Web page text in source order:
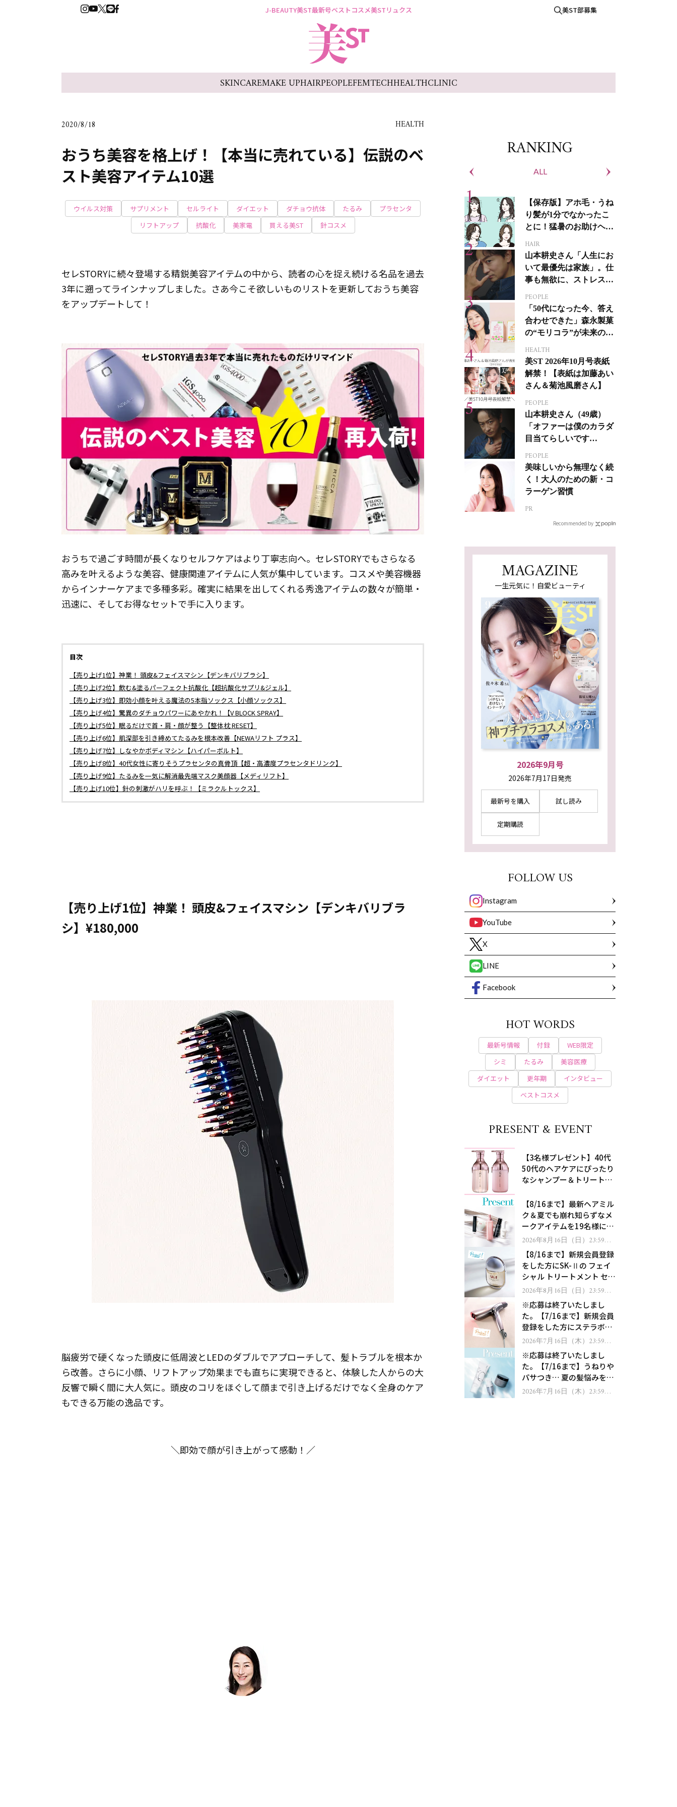
J-BEAUTY美ST最新号ベストコスメ美STリュクス 美ST部募集
SKINCAREMAKE UPHAIRPEOPLEFEMTECHHEALTHCLINIC
2020/8/18 HEALTH
おうち美容を格上げ！【本当に売れている】伝説のベ
スト美容アイテム10選
ウイルス対策 サプリメント セルライト ダイエット ダチョウ抗体 たるみ
プラセンタ
リフトアップ
抗酸化 美家電 買える美ST 針コスメ
セレSTORYに続々登場する精鋭美容アイテムの中から、読者の心を捉え続ける名品を過去
3年に遡ってラインナップしました。さあ今こそ欲しいものリストを更新しておうち美容
をアップデートして！
おうちで過ごす時間が長くなりセルフケアはより丁寧志向へ。セレSTORYでもさらなる
高みを叶えるような美容、健康関連アイテムに人気が集中しています。コスメや美容機器
からインナーケアまで多種多彩。確実に結果を出してくれる秀逸アイテムの数々が簡単・
迅速に、そしてお得なセットで手に入ります。
目次
【売り上げ1位】神業！ 頭皮&フェイスマシン【デンキバリブラシ】
【売り上げ2位】飲む&塗るパーフェクト抗酸化【超抗酸化サプリ&ジェル】
【売り上げ3位】即効小顔を叶える魔法の5本指ソックス【小顔ソックス】
【売り上げ4位】驚異のダチョウパワーにあやかれ！【V BLOCK SPRAY】
【売り上げ5位】眠るだけで首・肩・顔が整う【整体枕 RESET】
【売り上げ6位】肌深部を引き締めてたるみを根本改善【NEWAリフト プラス】
【売り上げ7位】しなやかボディマシン【ハイパーボルト】
【売り上げ8位】40代女性に寄りそうプラセンタの真骨頂【超・高濃度プラセンタドリンク】
【売り上げ9位】たるみを一気に解消最先端マスク美顔器【メディリフト】
【売り上げ10位】針の刺激がハリを呼ぶ！【ミラクルトックス】
【売り上げ1位】神業！ 頭皮&フェイスマシン【デンキバリブラ
シ】¥180,000
脳疲労で硬くなった頭皮に低周波とLEDのダブルでアプローチして、髪トラブルを根本か
ら改善。さらに小顔、リフトアップ効果までも直ちに実現できると、体験した人からの大
反響で瞬く間に大人気に。頭皮のコリをほぐして顔まで引き上げるだけでなく全身のケア
もできる万能の逸品です。
＼即効で顔が引き上がって感動！／
RANKING
ALL
【保存版】アホ毛・うね
り髪が1分でなかったこ
とに！猛暑のお助けヘア
HAIR
山本耕史さん「人生にお
いて最優先は家族」。仕
事も無欲に、ストレスを
PEOPLE
「50代になった今、答え
合わせできた」森永製菓
の“モリコラ”が未来のキ
HEALTH
美ST 2026年10月号表紙
解禁！【表紙は加藤あい
さん＆菊池風磨さん】
PEOPLE
山本耕史さん（49歳）
「オファーは僕のカラダ
目当てらしいです
ジカルへの挑戦
PEOPLE
美味しいから無理なく続
く！大人のための新・コ
ラーゲン習慣
PR
Recommended by
MAGAZINE
一生元気に！自愛ビューティ
2026年9月号
2026年7月17日発売
最新号を購入 試し読み
定期購読
FOLLOW US
Instagram
YouTube
X
LINE
Facebook
HOT WORDS
最新号情報 付録
WEB限定
シミ
たるみ
美容医療
ダイエット
更年期
インタビュー
ベストコスメ
PRESENT & EVENT
【3名様プレゼント】40代
50代のヘアケアにぴったり
なシャンプー＆トリートメ
処！
【8/16まで】最新ヘアミル
ク＆夏でも崩れ知らずなメ
ークアイテムを19名様にプ
レゼント！
2026年8月16日（日）23:59ま
で【8/16まで】新規会員登録
をした方にSK-Ⅱの フェイ
シャル トリートメント セラ
ムをプレゼント！
2026年8月16日（日）23:59ま
※応募は終了いたしまし
た。【7/16まで】新規会員
登録をした方にステラボー
テのシャインリバース ヘア
ゼント！
2026年7月16日（木）23:59ま
※応募は終了いたしまし
た。【7/16まで】うねりや
パサつき… 夏の髪悩みを解
消するヘアケアアイテムを
2026年7月16日（木）23:59ま